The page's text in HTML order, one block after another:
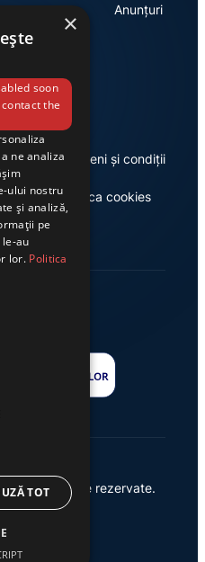
Anunțuri
Termeni și condiții
Politica cookies
drepturile rezervate.
by {AW}
×
soon
the
ne analiza
ului nostru
și analiză,
pe
au
lor. Politica
TOT